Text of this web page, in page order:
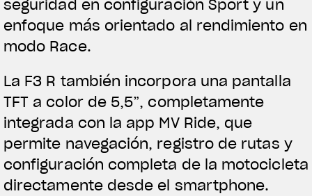
seguridad en configuración Sport y un
enfoque más orientado al rendimiento en
modo Race.
La F3 R también incorpora una pantalla
TFT a color de 5,5”, completamente
integrada con la app MV Ride, que
permite navegación, registro de rutas y
configuración completa de la motocicleta
directamente desde el smartphone.